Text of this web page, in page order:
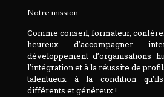
Notre mission
Comme conseil, formateur,
heureux d’accompagner
développement d’organisations
l’intégration et à la réussite de
talentueux à la condition
différents et généreux !